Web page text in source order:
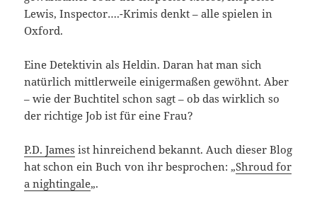
Lewis, Inspector….-Krimis denkt – alle spielen in
Oxford.
Eine Detektivin als Heldin. Daran hat man sich
natürlich mittlerweile einigermaßen gewöhnt. Aber
– wie der Buchtitel schon sagt – ob das wirklich so
der richtige Job ist für eine Frau?
P.D. James ist hinreichend bekannt. Auch dieser Blog
hat schon ein Buch von ihr besprochen: „Shroud for
a nightingale„.